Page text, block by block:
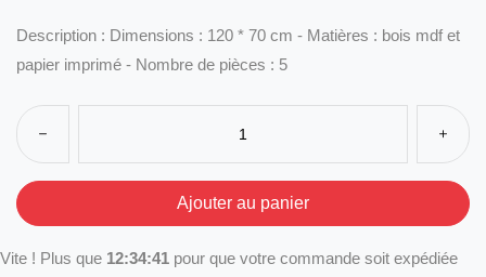
Description : Dimensions : 120 * 70 cm - Matières : bois mdf et
papier imprimé - Nombre de pièces : 5
Vite ! Plus que 12:34:41 pour que votre commande soit expédiée